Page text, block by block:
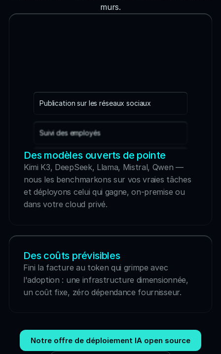
murs.
Gestion des Coûts
Rappel de paiement
Suivi des employés
Publication sur les réseaux sociaux
Des modèles ouverts de pointe
Kimi K3, DeepSeek, Llama, Mistral, Qwen —
nous les benchmarkons sur vos vraies tâches
et déployons celui qui gagne, on-premise ou
dans votre cloud privé.
Des coûts prévisibles
Fini la facture au token qui grimpe avec
l'adoption : une infrastructure dimensionnée,
un coût fixe, zéro dépendance fournisseur.
Notre offre de déploiement IA open source